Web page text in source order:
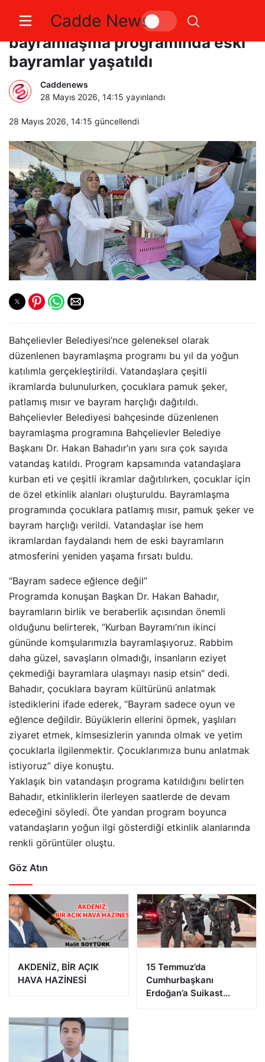
Cadde News
Bahçelievler’de geleneksel
bayramlaşma programında eski
bayramlar yaşatıldı
Caddenews
28 Mayıs 2026, 14:15 yayınlandı
28 Mayıs 2026, 14:15 güncellendi
Bahçelievler Belediyesi’nce geleneksel olarak
düzenlenen bayramlaşma programı bu yıl da yoğun
katılımla gerçekleştirildi. Vatandaşlara çeşitli
ikramlarda bulunulurken, çocuklara pamuk şeker,
patlamış mısır ve bayram harçlığı dağıtıldı.
Bahçelievler Belediyesi bahçesinde düzenlenen
bayramlaşma programına Bahçelievler Belediye
Başkanı Dr. Hakan Bahadır’ın yanı sıra çok sayıda
vatandaş katıldı. Program kapsamında vatandaşlara
kurban eti ve çeşitli ikramlar dağıtılırken, çocuklar için
de özel etkinlik alanları oluşturuldu. Bayramlaşma
programında çocuklara patlamış mısır, pamuk şeker ve
bayram harçlığı verildi. Vatandaşlar ise hem
ikramlardan faydalandı hem de eski bayramların
atmosferini yeniden yaşama fırsatı buldu.
“Bayram sadece eğlence değil”
Programda konuşan Başkan Dr. Hakan Bahadır,
bayramların birlik ve beraberlik açısından önemli
olduğunu belirterek, “Kurban Bayramı’nın ikinci
gününde komşularımızla bayramlaşıyoruz. Rabbim
daha güzel, savaşların olmadığı, insanların eziyet
çekmediği bayramlara ulaşmayı nasip etsin” dedi.
Bahadır, çocuklara bayram kültürünü anlatmak
istediklerini ifade ederek, “Bayram sadece oyun ve
eğlence değildir. Büyüklerin ellerini öpmek, yaşlıları
ziyaret etmek, kimsesizlerin yanında olmak ve yetim
çocuklarla ilgilenmektir. Çocuklarımıza bunu anlatmak
istiyoruz” diye konuştu.
Yaklaşık bin vatandaşın programa katıldığını belirten
Bahadır, etkinliklerin ilerleyen saatlerde de devam
edeceğini söyledi. Öte yandan program boyunca
vatandaşların yoğun ilgi gösterdiği etkinlik alanlarında
renkli görüntüler oluştu.
Göz Atın
AKDENİZ, BİR AÇIK
HAVA HAZİNESİ
15 Temmuz’da
Cumhurbaşkanı
Erdoğan’a Suikast